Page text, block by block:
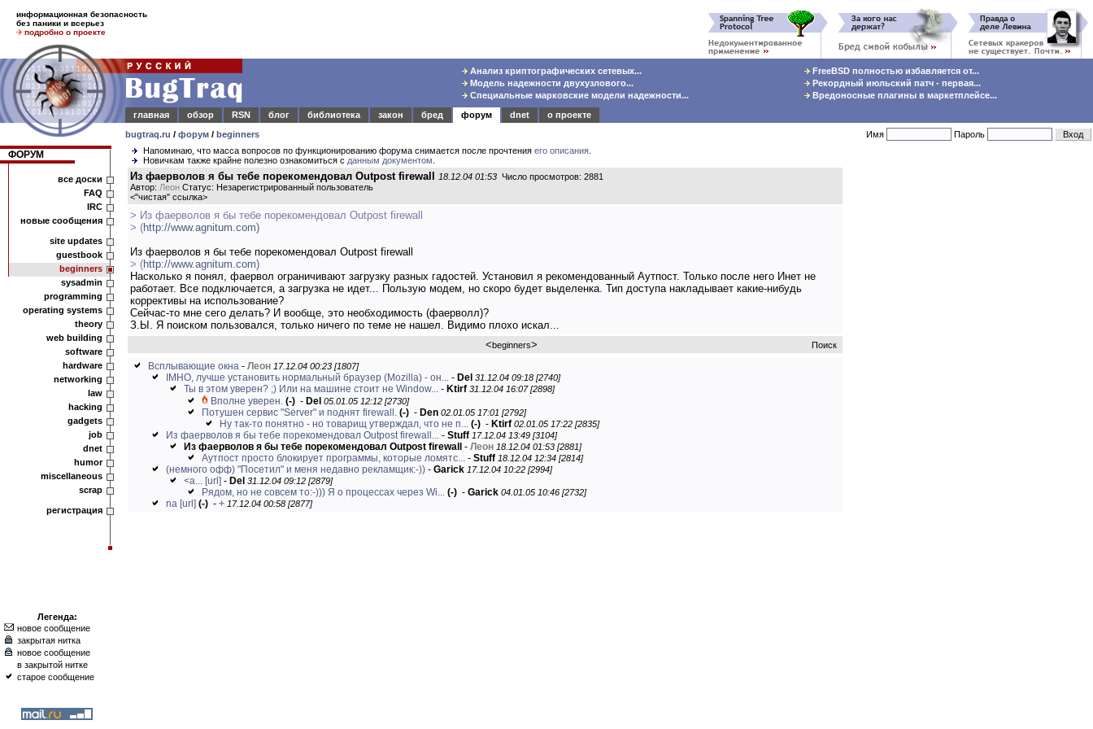
информационная безопасность
без паники и всерьез
подробно о проекте
Анализ криптографических сетевых...
Модель надежности двухузлового...
Специальные марковские модели надежности...
FreeBSD полностью избавляется от...
Рекордный июльский патч - первая...
Вредоносные плагины в маркетплейсе...
главная
обзор RSN блог библиотека закон бред форум dnet
о проекте
bugtraq.ru / форум / beginners Имя Пароль
ФОРУМ
все доски
FAQ
IRC
новые сообщения
site updates
guestbook
beginners
sysadmin
programming
operating systems
theory
web building
software
hardware
networking
law
hacking
gadgets
job
dnet
humor
miscellaneous
scrap
регистрация
Легенда:
новое сообщение
закрытая нитка
новое сообщение
в закрытой нитке
старое сообщение
Напоминаю, что масса вопросов по функционированию форума снимается после прочтения его описания
Новичкам также крайне полезно ознакомиться с данным документом
Из фаерволов я бы тебе порекомендовал Outpost firewall 18.12.04 01:53 Число просмотров: 2881
Автор: Леон Статус: Незарегистрированный пользователь
<"чистая" ссылка>
> Из фаерволов я бы тебе порекомендовал Outpost firewall
> (http://www.agnitum.com)
Из фаерволов я бы тебе порекомендовал Outpost firewall
> (http://www.agnitum.com)
Насколько я понял, фаервол ограничивают загрузку разных гадостей. Установил я рекомендованный Аутпост. Только после него Инет не
работает. Все подключается, а загрузка не идет... Пользую модем, но скоро будет выделенка. Тип доступа накладывает какие-нибудь
коррективы на использование?
Сейчас-то мне сего делать? И вообще, это необходимость (фаерволл)?
З.Ы. Я поиском пользовался, только ничего по теме не нашел. Видимо плохо искал...
<beginners> Поиск
Всплывающие окна - Леон 17.12.04 00:23 [1807]
IMHO, лучше установить нормальный браузер (Mozilla) - он... - Del 31.12.04 09:18 [2740]
Ты в этом уверен? ;) Или на машине стоит не Window... - Ktirf 31.12.04 16:07 [2898]
Вполне уверен. (-) - Del 05.01.05 12:12 [2730]
Потушен сервис "Server" и поднят firewall. (-) - Den 02.01.05 17:01 [2792]
Ну так-то понятно - но товарищ утверждал, что не п... (-) - Ktirf 02.01.05 17:22 [2835]
Из фаерволов я бы тебе порекомендовал Outpost firewall... - Stuff 17.12.04 13:49 [3104]
Из фаерволов я бы тебе порекомендовал Outpost firewall - Леон 18.12.04 01:53 [2881]
Аутпост просто блокирует программы, которые ломятс... - Stuff 18.12.04 12:34 [2814]
(немного офф) "Посетил" и меня недавно рекламщик:-)) - Garick 17.12.04 10:22 [2994]
<a... [url] - Del 31.12.04 09:12 [2879]
Рядом, но не совсем то:-))) Я о процессах через Wi... (-) - Garick 04.01.05 10:46 [2732]
na [url] (-) - + 17.12.04 00:58 [2877]